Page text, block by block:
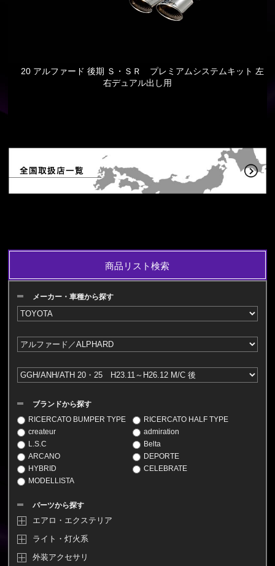
20 アルファード 後期 Ｓ・ＳＲ プレミアムシステムキット 左
右デュアル出し用
商品リスト検索
メーカー・車種から探す
ブランドから探す
RICERCATO BUMPER TYPE
RICERCATO HALF TYPE
createur
admiration
L.S.C
Belta
ARCANO
DEPORTE
HYBRID
CELEBRATE
MODELLISTA
パーツから探す
エアロ・エクステリア
ライト・灯火系
外装アクセサリ